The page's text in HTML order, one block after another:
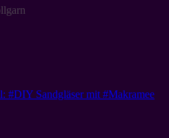
#DIY Sandgläser mit #Makramee